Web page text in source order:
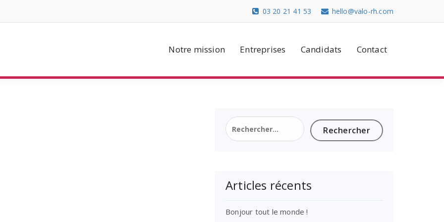
hello@valo-rh.com
03 20 21 41 53
Notre mission Entreprises Candidats Contact
Rechercher :
Articles récents
Bonjour tout le monde !